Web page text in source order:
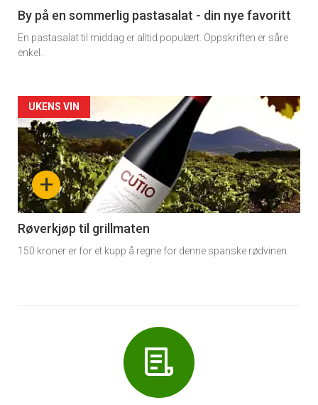
5
By på en sommerlig pastasalat - din nye favoritt
En pastasalat til middag er alltid populært. Oppskriften er såre
enkel.
Forsiden
akkurat
nå
-
6
+
UKENS VIN
Røverkjøp til grillmaten
150 kroner er for et kupp å regne for denne spanske rødvinen.